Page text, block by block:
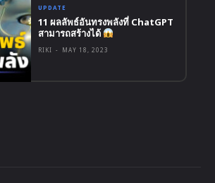
UPDATE
11 ผลลัพธ์อันทรงพลังที่ ChatGPT
สามารถสร้างได้
RIKI - MAY 18, 2023